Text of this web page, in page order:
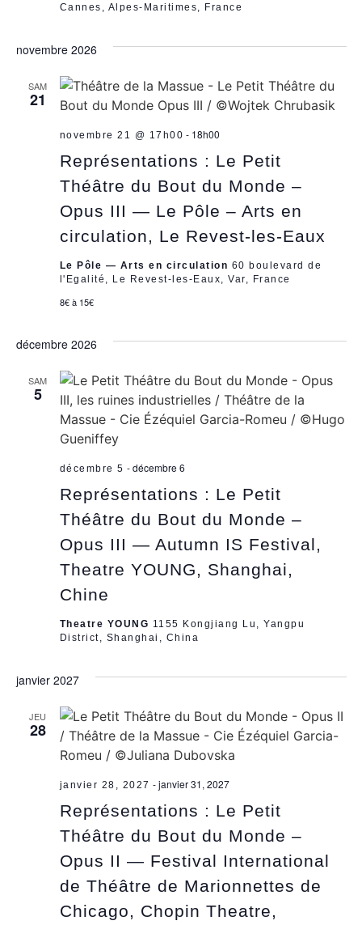
Cannes, Alpes-Maritimes, France
novembre 2026
SAM
21
Représentations : Le Petit
Théâtre du Bout du Monde –
Opus III — Le Pôle – Arts en
circulation, Le Revest-les-Eaux
novembre 21 @ 17h00 - 18h00
Le Pôle — Arts en circulation 60 boulevard de
l'Egalité, Le Revest-les-Eaux, Var, France
8€ à 15€
décembre 2026
SAM
5
Représentations : Le Petit
Théâtre du Bout du Monde –
Opus III — Autumn IS Festival,
Theatre YOUNG, Shanghai,
Chine
décembre 5 -décembre 6
Theatre YOUNG 1155 Kongjiang Lu, Yangpu
District, Shanghai, China
janvier 2027
JEU
28
Représentations : Le Petit
Théâtre du Bout du Monde –
Opus II — Festival International
de Théâtre de Marionnettes de
Chicago, Chopin Theatre,
janvier 28, 2027 -janvier 31, 2027